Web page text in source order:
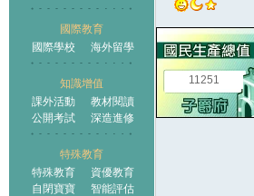
國際教育
國際學校
海外留學
知識增值
課外活動
教材閱讀
公開考試
深造進修
特殊教育
特殊教育
資優教育
自閉寶寶
智能評估
11251